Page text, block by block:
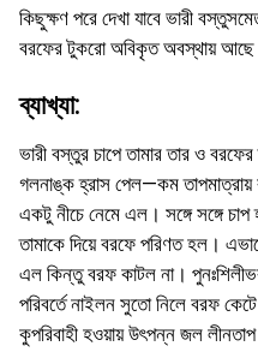
কিছুক্ষণ পরে দেখা যাবে ভারী
বরফের টুকরো অবিকৃত অবস্থায়
ব্যাখ্যা:
ভারী বস্তুর চাপে তামার তার ও
গলনাঙ্ক হ্রাস পেল—কম
একটু নীচে নেমে এল। সঙ্গে সঙ্গে
তামাকে দিয়ে বরফে পরিণত হল।
এল কিন্তু বরফ কাটল না।
পরিবর্তে নাইলন সুতো নিলে বরফ
কুপরিবাহী হওয়ায় উৎপন্ন জল